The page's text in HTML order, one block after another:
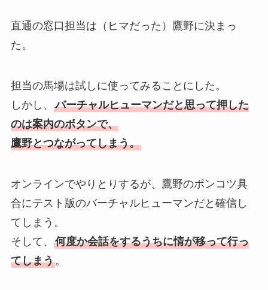
直通の窓口担当は（ヒマだった）鷹野に決まっ
た。
担当の馬場は試しに使ってみることにした。
しかし、 バーチャルヒューマンだと思って押した
のは案内のボタンで、
鷹野とつながってしまう。
オンラインでやりとりするが、鷹野のポンコツ具
合にテスト版のバーチャルヒューマンだと確信し
てしまう。
そして、 何度か会話をするうちに情が移って行っ
てしまう。